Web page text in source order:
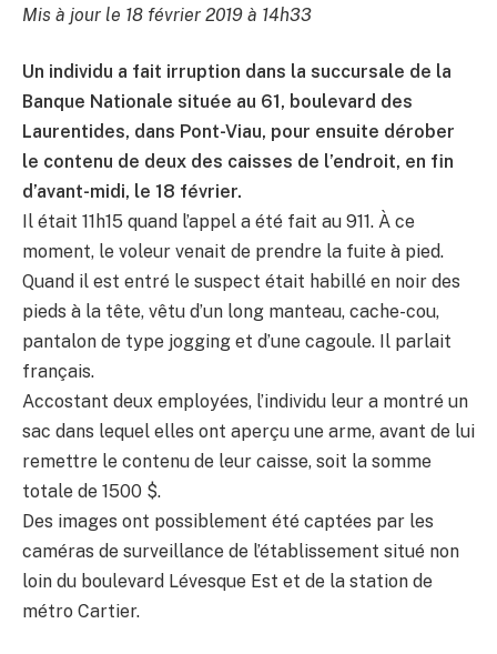
Mis à jour le 18 février 2019 à 14h33
Un individu a fait irruption dans la succursale de la
Banque Nationale située au 61, boulevard des
Laurentides, dans Pont-Viau, pour ensuite dérober
le contenu de deux des caisses de l’endroit, en fin
d’avant-midi, le 18 février.
Il était 11h15 quand l’appel a été fait au 911. À ce
moment, le voleur venait de prendre la fuite à pied.
Quand il est entré le suspect était habillé en noir des
pieds à la tête, vêtu d’un long manteau, cache-cou,
pantalon de type jogging et d’une cagoule. Il parlait
français.
Accostant deux employées, l’individu leur a montré un
sac dans lequel elles ont aperçu une arme, avant de lui
remettre le contenu de leur caisse, soit la somme
totale de 1500 $.
Des images ont possiblement été captées par les
caméras de surveillance de l’établissement situé non
loin du boulevard Lévesque Est et de la station de
métro Cartier.